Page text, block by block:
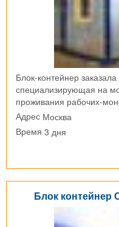
Блок-контейнер
специализирующая на
проживания рабочих-
Адрес Москва
Время 3 дня
Блок контейнер